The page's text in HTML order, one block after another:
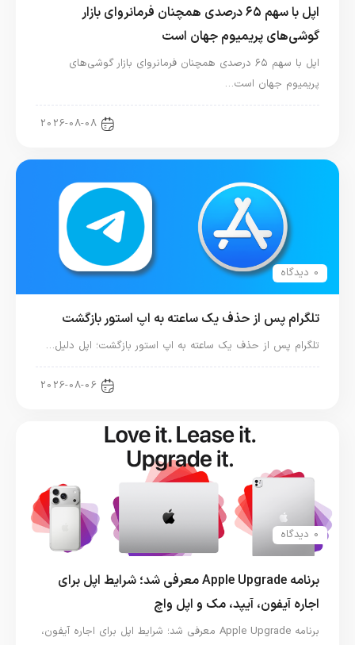
اپل با سهم ۶۵ درصدی همچنان فرمانروای بازار
گوشی‌های پریمیوم جهان است
اپل با سهم ۶۵ درصدی همچنان فرمانروای بازار گوشی‌های
پریمیوم جهان است…
2026-08-08
0 دیدگاه
تلگرام پس از حذف یک ساعته به اپ استور بازگشت
تلگرام پس از حذف یک ساعته به اپ استور بازگشت؛ اپل دلیل…
2026-08-06
0 دیدگاه
برنامه Apple Upgrade معرفی شد؛ شرایط اپل برای
اجاره آیفون، آیپد، مک و اپل واچ
برنامه Apple Upgrade معرفی شد؛ شرایط اپل برای اجاره آیفون،